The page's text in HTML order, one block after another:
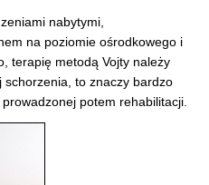
nabytymi,
na poziomie ośrodkowego i
terapię metodą Vojty należy
to znaczy bardzo
potem rehabilitacji.